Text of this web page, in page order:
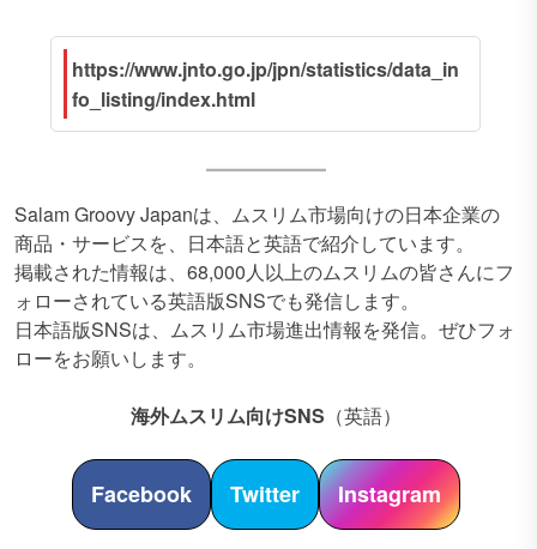
https://www.jnto.go.jp/jpn/statistics/data_in
fo_listing/index.html
Salam Groovy Japanは、ムスリム市場向けの日本企業の
商品・サービスを、日本語と英語で紹介しています。
掲載された情報は、68,000人以上のムスリムの皆さんにフ
ォローされている英語版SNSでも発信します。
日本語版SNSは、ムスリム市場進出情報を発信。ぜひフォ
ローをお願いします。
海外ムスリム向けSNS （英語）
Facebook Twitter Instagram